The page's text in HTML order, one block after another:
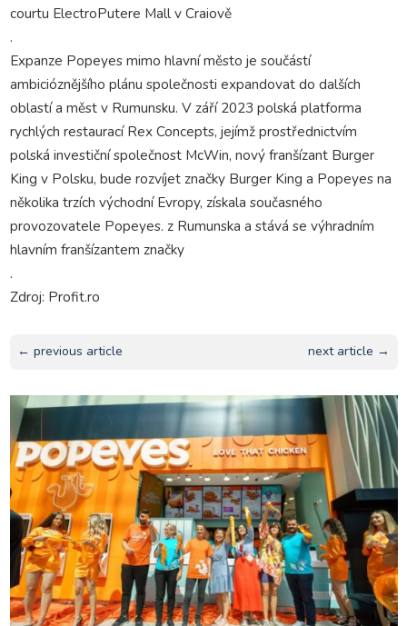
courtu ElectroPutere Mall v Craiově
.
Expanze Popeyes mimo hlavní město je součástí
ambicióznějšího plánu společnosti expandovat do dalších
oblastí a měst v Rumunsku. V září 2023 polská platforma
rychlých restaurací Rex Concepts, jejímž prostřednictvím
polská investiční společnost McWin, nový franšízant Burger
King v Polsku, bude rozvíjet značky Burger King a Popeyes na
několika trzích východní Evropy, získala současného
provozovatele Popeyes. z Rumunska a stává se výhradním
hlavním franšízantem značky
.
Zdroj: Profit.ro
← previous article next article →